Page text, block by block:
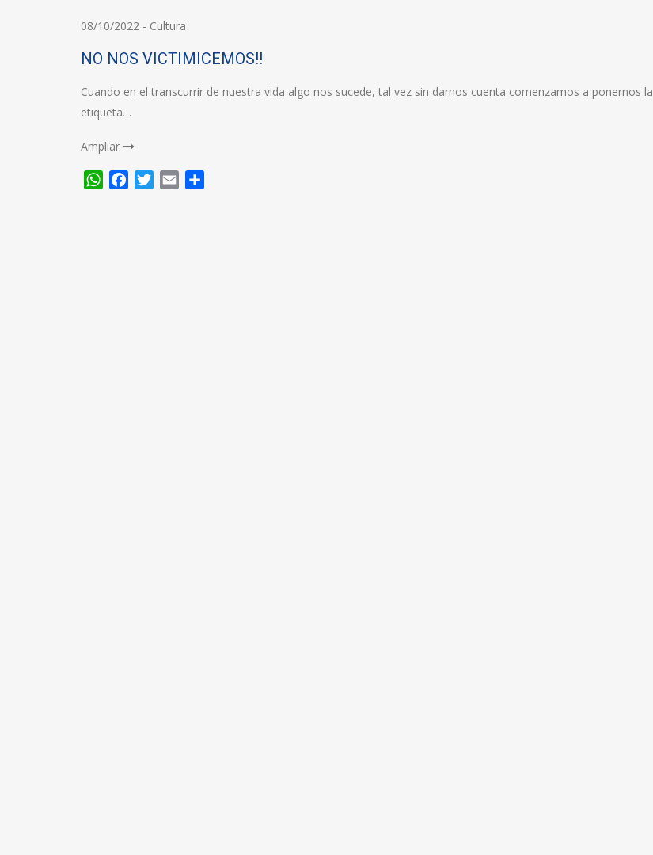
08/10/2022 - Cultura
NO NOS VICTIMICEMOS!!
Cuando en el transcurrir de nuestra vida algo nos sucede, tal vez sin darnos cuenta comenzamos a ponernos la
etiqueta…
Ampliar
WhatsApp
FacebookTwitter
Email